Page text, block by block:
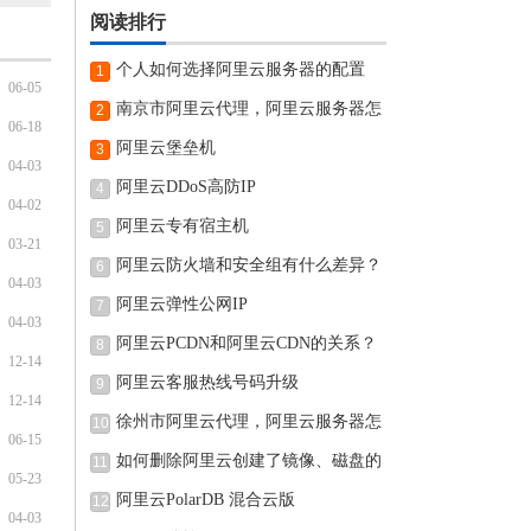
06-05
06-18
04-03
04-02
03-21
04-03
04-03
12-14
12-14
06-15
05-23
04-03
阅读排行
1 个人如何选择阿里云服务器的配置
2 南京市阿里云代理，阿里云服务器怎
3 阿里云堡垒机
4 阿里云DDoS高防IP
5 阿里云专有宿主机
6 阿里云防火墙和安全组有什么差异？
7 阿里云弹性公网IP
8 阿里云PCDN和阿里云CDN的关系？
9 阿里云客服热线号码升级
10 徐州市阿里云代理，阿里云服务器怎
11 如何删除阿里云创建了镜像、磁盘的
12 阿里云PolarDB 混合云版